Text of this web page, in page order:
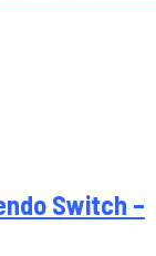
Switch –